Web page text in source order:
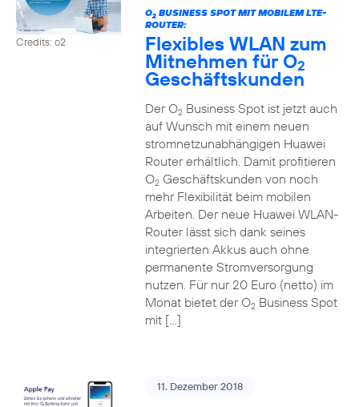
Credits: o2
O2BUSINESS SPOT MIT MOBILEM LTE-
ROUTER:
Flexibles WLAN zum
Mitnehmen für O2
Geschäftskunden
Der O2Business Spot ist jetzt auch
auf Wunsch mit einem neuen
stromnetzunabhängigen Huawei
Router erhältlich. Damit profitieren
O2Geschäftskunden von noch
mehr Flexibilität beim mobilen
Arbeiten. Der neue Huawei WLAN-
Router lässt sich dank seines
integrierten Akkus auch ohne
permanente Stromversorgung
nutzen. Für nur 20 Euro (netto) im
Monat bietet der O2Business Spot
mit […]
11. Dezember 2018